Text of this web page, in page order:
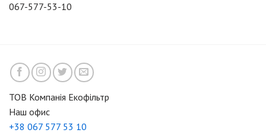
067-577-53-10
ТОВ Компанія Екофільтр
Наш офис
+38 067 577 53 10